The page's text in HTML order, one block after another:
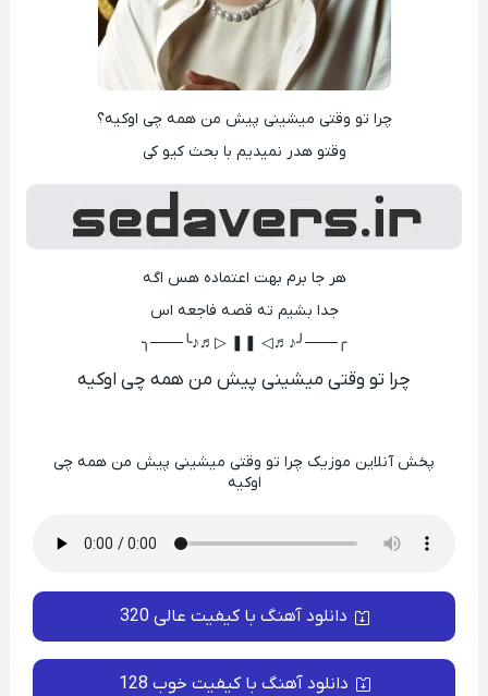
چرا تو وقتی میشینی پیش من همه چی اوکیه؟
وقتو هدر نمیدیم با بحث کیو کی
هر جا برم بهت اعتماده هس اگه
جدا بشیم ته قصه فاجعه اس
╭───╯♪♬◁ ❚❚ ▷♬♪╰───╮
چرا تو وقتی میشینی پیش من همه چی اوکیه
پخش آنلاین موزیک چرا تو وقتی میشینی پیش من همه چی
اوکیه
دانلود آهنگ با کیفیت عالی 320
دانلود آهنگ با کیفیت خوب 128